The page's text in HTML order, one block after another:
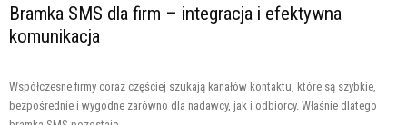
Bramka SMS dla firm – integracja i efektywna
komunikacja
Współczesne firmy coraz częściej szukają kanałów kontaktu, które są szybkie,
bezpośrednie i wygodne zarówno dla nadawcy, jak i odbiorcy. Właśnie dlatego